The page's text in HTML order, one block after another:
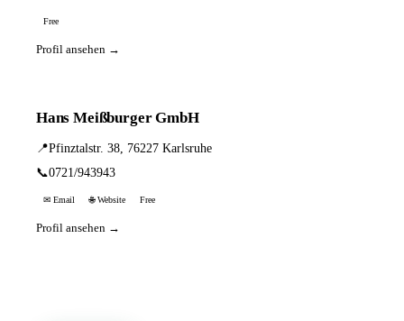
Free
Profil ansehen →
Hans Meißburger GmbH
📍Pfinztalstr. 38, 76227 Karlsruhe
📞0721/943943
✉ Email 🌐 Website Free
Profil ansehen →